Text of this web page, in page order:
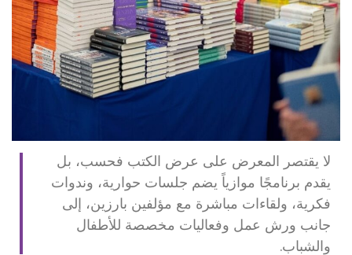
لا يقتصر المعرض على عرض الكتب فحسب، بل
يقدم برنامجًا موازياً يضم جلسات حوارية، وندوات
فكرية، ولقاءات مباشرة مع مؤلفين بارزين، إلى
جانب ورش عمل وفعاليات مخصصة للأطفال
والشباب.